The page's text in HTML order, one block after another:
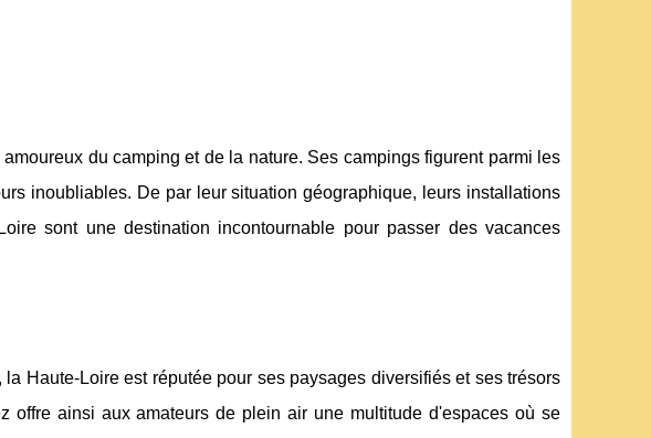
du camping et de la nature. Ses campings figurent parmi les
inoubliables. De par leur situation géographique, leurs installations
sont une destination incontournable pour passer des vacances
Haute-Loire est réputée pour ses paysages diversifiés et ses trésors
offre ainsi aux amateurs de plein air une multitude d'espaces où se